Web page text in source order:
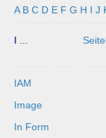
A B C D E F G H I J
I ...
IAM
Image
In Form